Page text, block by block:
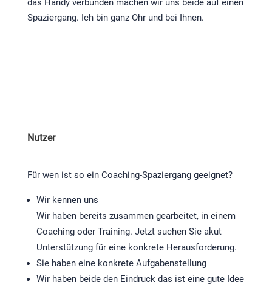
das Handy verbunden machen wir uns beide auf einen
Spaziergang. Ich bin ganz Ohr und bei Ihnen.
Nutzer
Für wen ist so ein Coaching-Spaziergang geeignet?
Wir kennen uns
Wir haben bereits zusammen gearbeitet, in einem
Coaching oder Training. Jetzt suchen Sie akut
Unterstützung für eine konkrete Herausforderung.
Sie haben eine konkrete Aufgabenstellung
Wir haben beide den Eindruck das ist eine gute Idee